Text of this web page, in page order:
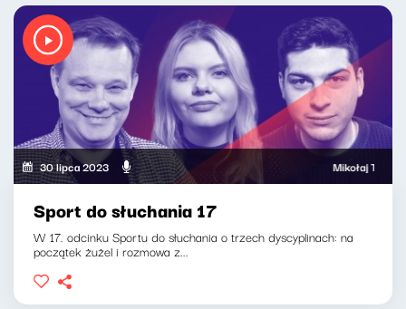
30 lipca 2023 Mikołaj
Sport do słuchania 17
W 17. odcinku Sportu do słuchania o trzech dyscyplinach: na
początek żużel i rozmowa z...